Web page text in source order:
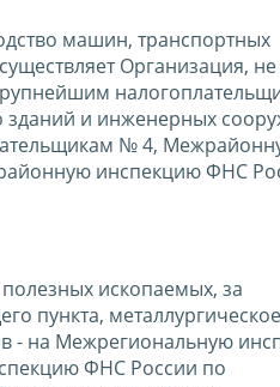
машин, транспортных
Организация, не
зданий и инженерных
№ 4,
инспекцию ФНС
ископаемых, за
пункта, металлургическое
- на Межрегиональную
ФНС России по